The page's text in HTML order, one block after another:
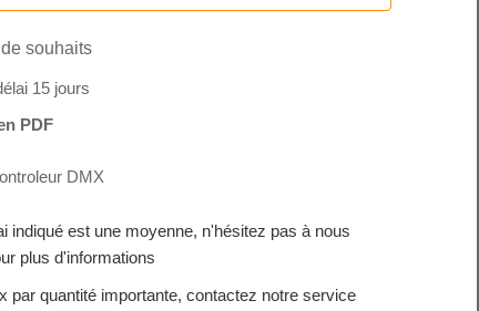
souhaits
15 jours
PDF
DMX
indiqué est une moyenne, n'hésitez pas à nous
plus d'informations
par quantité importante, contactez notre service